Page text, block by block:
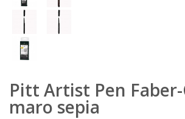
Pitt Artist Pen
maro sepia